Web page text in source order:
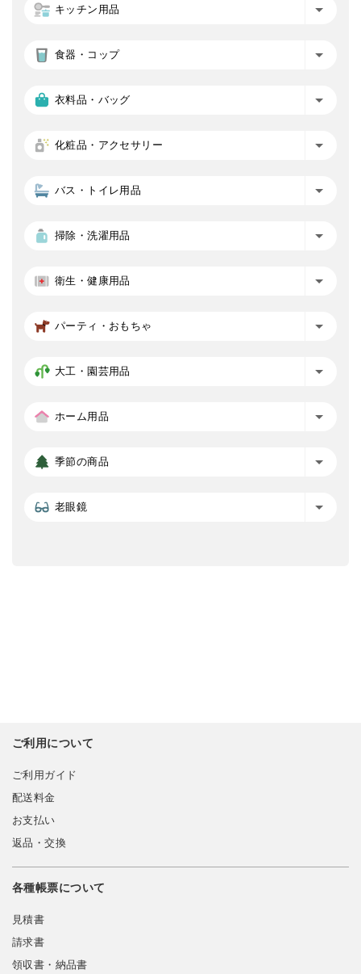
キッチン用品
食器・コップ
衣料品・バッグ
化粧品・アクセサリー
バス・トイレ用品
掃除・洗濯用品
衛生・健康用品
パーティ・おもちゃ
大工・園芸用品
ホーム用品
季節の商品
老眼鏡
ご利用について
ご利用ガイド
配送料金
お支払い
返品・交換
各種帳票について
見積書
請求書
領収書・納品書